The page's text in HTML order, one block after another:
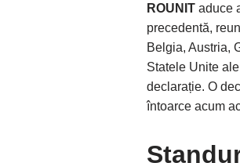
ROUNIT aduce
precedentă,
Belgia, Austria,
Statele Unite
declarație. O
întoarce acum